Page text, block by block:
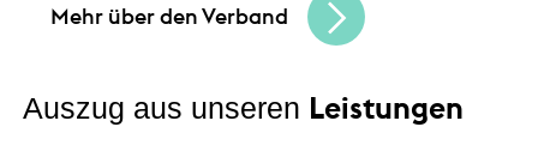
Mehr über den Verband
Auszug aus unseren Leistungen